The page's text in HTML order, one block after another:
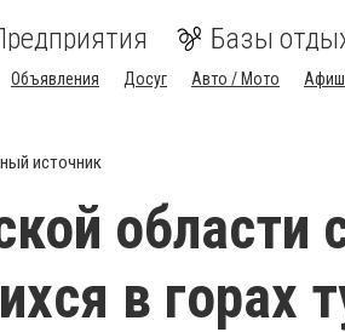
Базы
Объявления Досуг Авто / Мото
источник
области
в горах